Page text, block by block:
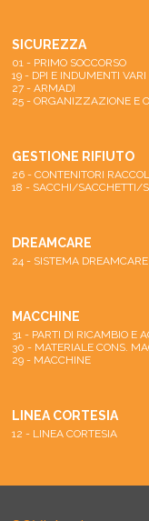
SICUREZZA
01 - PRIMO SOCCORSO
19 - DPI E INDUMENTI VARI
27 - ARMADI
25 - ORGANIZZAZIONE E
GESTIONE RIFIUTO
26 -
18 - SACCHI/SACCHETTI/
DREAMCARE
24 - SISTEMA DREAMCARE
MACCHINE
31 - PARTI DI RICAMBIO E
30 - MATERIALE CONS.
29 - MACCHINE
LINEA CORTESIA
12 - LINEA CORTESIA